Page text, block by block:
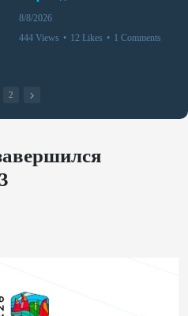
8/8/2026
444 Views • 12 Likes • 1 Comments
2